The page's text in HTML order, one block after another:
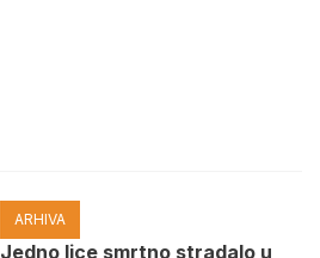
ARHIVA
Јedno lice smrtno stradalo u